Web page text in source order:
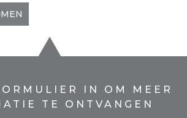
IN OM MEER
TE ONTVANGEN